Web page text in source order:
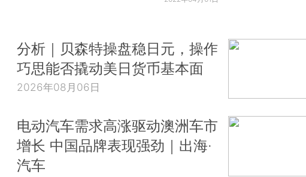
分析｜贝森特操盘稳日元，操作
巧思能否撬动美日货币基本面
2026年08月06日
电动汽车需求高涨驱动澳洲车市
增长 中国品牌表现强劲｜出海·
汽车